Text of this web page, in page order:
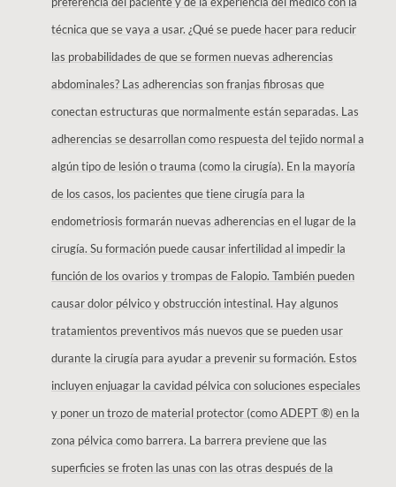
técnica que se vaya a usar. ¿Qué se puede hacer para reducir
las probabilidades de que se formen nuevas adherencias
abdominales? Las adherencias son franjas fibrosas que
conectan estructuras que normalmente están separadas. Las
adherencias se desarrollan como respuesta del tejido normal a
algún tipo de lesión o trauma (como la cirugía). En la mayoría
de los casos, los pacientes que tiene cirugía para la
endometriosis formarán nuevas adherencias en el lugar de la
cirugía. Su formación puede causar infertilidad al impedir la
función de los ovarios y trompas de Falopio. También pueden
causar dolor pélvico y obstrucción intestinal. Hay algunos
tratamientos preventivos más nuevos que se pueden usar
durante la cirugía para ayudar a prevenir su formación. Estos
incluyen enjuagar la cavidad pélvica con soluciones especiales
y poner un trozo de material protector (como ADEPT ®) en la
zona pélvica como barrera. La barrera previene que las
superficies se froten las unas con las otras después de la